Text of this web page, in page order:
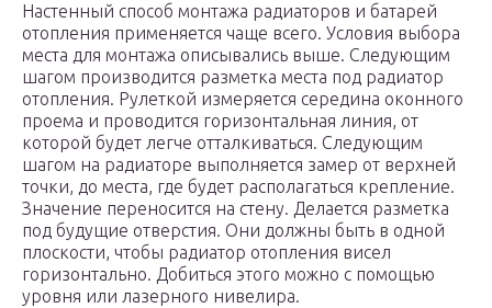
Настенный способ монтажа радиаторов и батарей
отопления применяется чаще всего. Условия выбора
места для монтажа описывались выше. Следующим
шагом производится разметка места под радиатор
отопления. Рулеткой измеряется середина оконного
проема и проводится горизонтальная линия, от
которой будет легче отталкиваться. Следующим
шагом на радиаторе выполняется замер от верхней
точки, до места, где будет располагаться крепление.
Значение переносится на стену. Делается разметка
под будущие отверстия. Они должны быть в одной
плоскости, чтобы радиатор отопления висел
горизонтально. Добиться этого можно с помощью
уровня или лазерного нивелира.